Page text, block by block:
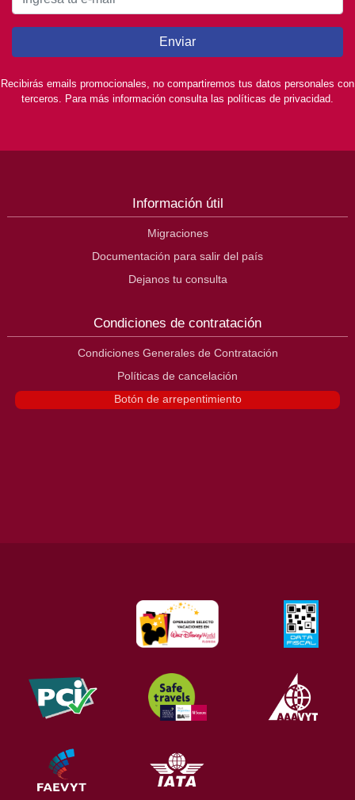
Enviar
Recibirás emails promocionales, no compartiremos tus datos personales con
terceros. Para más información consulta las políticas de privacidad.
Información útil
Migraciones
Documentación para salir del país
Dejanos tu consulta
Condiciones de contratación
Condiciones Generales de Contratación
Políticas de cancelación
Botón de arrepentimiento